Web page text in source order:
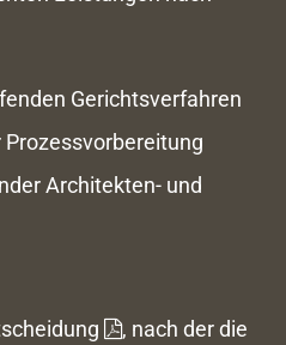
Gerichtsverfahren
Architekten- und
, nach der die